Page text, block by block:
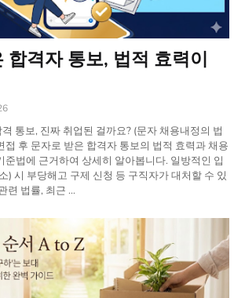
합격자 통보, 법적 효력이
통보, 진짜 취업된 걸까요? (문자 채용내정의 법
접 후 문자로 받은 합격자 통보의 법적 효력과 채용
준법에 근거하여 상세히 알아봅니다. 일방적인 입
) 시 부당해고 구제 신청 등 구직자가 대처할 수 있
련 법률, 최근 …